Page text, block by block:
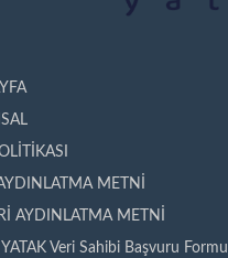
METNİ
AYDINLATMA METNİ
Veri Sahibi Başvuru Formu